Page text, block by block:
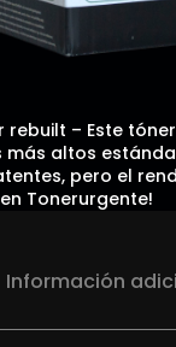
– Este
altos
pero el
Tonerurgente!
Información